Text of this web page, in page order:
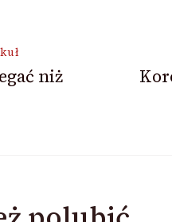
niż